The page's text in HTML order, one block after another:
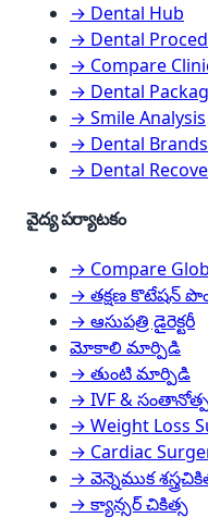
→ Dental Hub
→ Dental
→ Compare
→ Dental
→ Smile Analysis
→ Dental Brands
→ Dental
వైద్య పర్యాటకం
→ Compare
→ తక్షణ కొటేషన్
→ ఆసుపత్రి డైరెక్టరీ
మోకాలి మార్పిడి
→ తుంటి మార్పిడి
→ IVF &
→ Weight Loss
→ Cardiac
→ వెన్నెముక
→ క్యాన్సర్ చికిత్స